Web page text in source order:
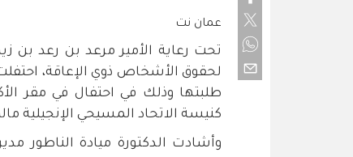
عمان نت
تحت رعاية الأمير مرعد بن رعد بن
لحقوق الأشخاص ذوي الإعاقة،
طلبتها وذلك في احتفال في مقر
كنيسة الاتحاد المسيحي الإنجيلية
وأشادت الدكتورة ميادة الناطور